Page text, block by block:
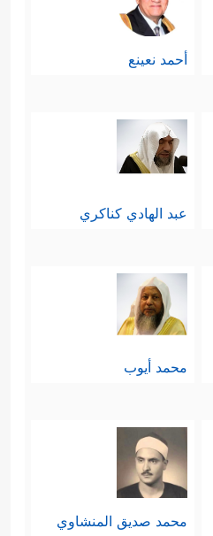
أحمد نعينع
عبد الهادي كناكري
محمد أيوب
محمد صديق المنشاوي